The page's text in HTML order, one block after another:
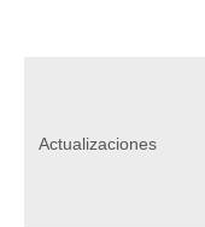
Actualizaciones